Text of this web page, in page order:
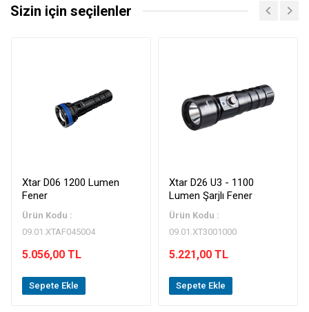
Sizin için seçilenler
Xtar D06 1200 Lumen
Fener
Ürün Kodu :
09.01.XTAF045004
5.056,00 TL
Sepete Ekle
Xtar D26 U3 - 1100
Lumen Şarjlı Fener
Ürün Kodu :
09.01.XT3001000
5.221,00 TL
Sepete Ekle